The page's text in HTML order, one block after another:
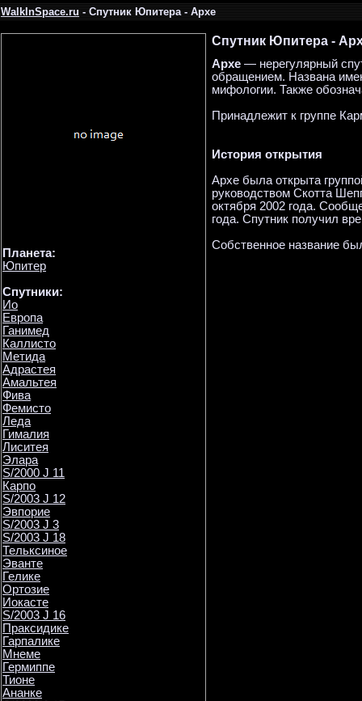
WalkInSpace.ru- Спутник Юпитера - Архе
Планета:
Юпитер
Спутники:
Ио
Европа
Ганимед
Каллисто
Метида
Адрастея
Амальтея
Фива
Фемисто
Леда
Гималия
Лиситея
Элара
S/2000 J 11
Карпо
S/2003 J 12
Эвпорие
S/2003 J 3
S/2003 J 18
Тельксиное
Эванте
Гелике
Ортозие
Иокасте
S/2003 J 16
Праксидике
Гарпалике
Мнеме
Гермиппе
Тионе
Ананке
Спутник Юпитера -
Архе — нерегулярный
обращением. Названа
мифологии. Также
Принадлежит к группе
История открытия
Архе была открыта
руководством Скотта
октября 2002 года.
года. Спутник получил
Собственное название